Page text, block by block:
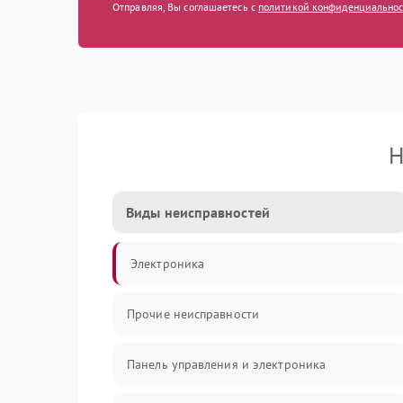
Отправляя, Вы соглашаетесь с политикой
Виды неисправностей
Электроника
Прочие неисправности
Панель управления и электроника